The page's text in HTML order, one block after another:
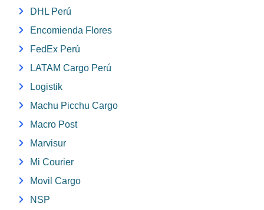
DHL Perú
Encomienda Flores
FedEx Perú
LATAM Cargo Perú
Logistik
Machu Picchu Cargo
Macro Post
Marvisur
Mi Courier
Movil Cargo
NSP